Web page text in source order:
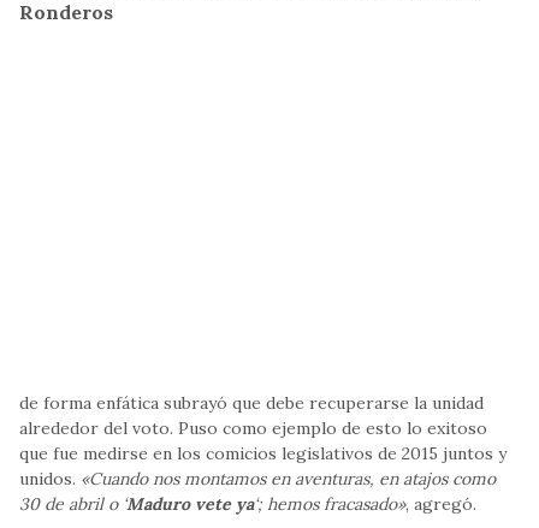
Ronderos
de forma enfática subrayó que debe recuperarse la unidad
alrededor del voto. Puso como ejemplo de esto lo exitoso
que fue medirse en los comicios legislativos de 2015 juntos y
unidos. «Cuando nos montamos en aventuras, en atajos como
30 de abril o ‘Maduro vete ya‘; hemos fracasado», agregó.